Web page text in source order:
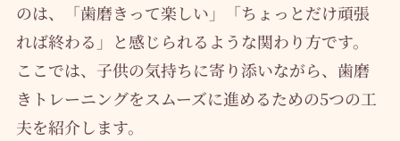
のは、「歯磨きって楽しい」「ちょっとだけ頑張
れば終わる」と感じられるような関わり方です。
ここでは、子供の気持ちに寄り添いながら、歯磨
きトレーニングをスムーズに進めるための5つの工
夫を紹介します。